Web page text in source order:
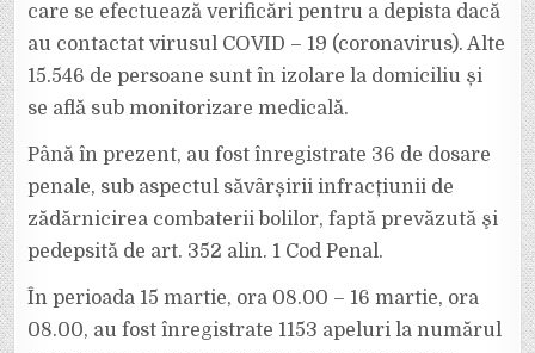
care se efectuează verificări pentru a depista dacă
au contactat virusul COVID – 19 (coronavirus). Alte
15.546 de persoane sunt în izolare la domiciliu și
se află sub monitorizare medicală.
Până în prezent, au fost înregistrate 36 de dosare
penale, sub aspectul săvârșirii infracțiunii de
zădărnicirea combaterii bolilor, faptă prevăzută şi
pedepsită de art. 352 alin. 1 Cod Penal.
În perioada 15 martie, ora 08.00 – 16 martie, ora
08.00, au fost înregistrate 1153 apeluri la numărul